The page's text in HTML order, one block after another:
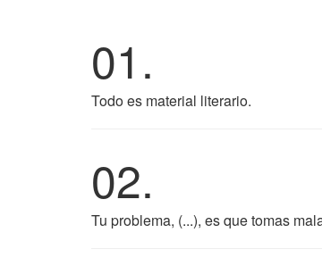
01.
Todo es material literario.
02.
Tu problema, (...), es que tomas